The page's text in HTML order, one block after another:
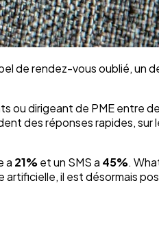
de rendez-vous oublié, un
ou dirigeant de PME entre
des réponses rapides, sur
a 21% et un SMS a 45%.
il est désormais